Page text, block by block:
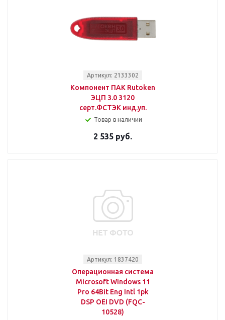
Артикул: 2133302
Компонент ПАК Rutoken
ЭЦП 3.0 3120
серт.ФСТЭК инд.уп.
Товар в наличии
2 535 руб.
Артикул: 1837420
Операционная система
Microsoft Windows 11
Pro 64Bit Eng Intl 1pk
DSP OEI DVD (FQC-
10528)